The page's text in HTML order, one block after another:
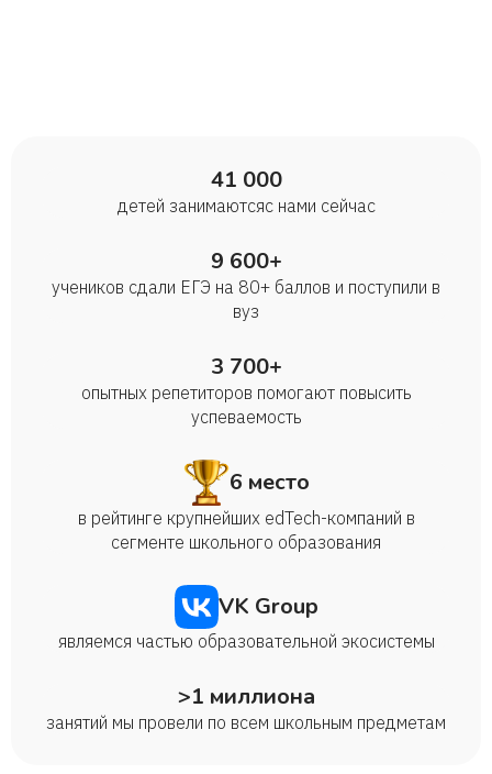
41 000
детей занимаются с нами сейчас
9 600+
учеников сдали ЕГЭ на 80+ баллов и поступили в
вуз
3 700+
опытных репетиторов помогают повысить
успеваемость
6 место
в рейтинге крупнейших edTech-компаний в
сегменте школьного образования
VK Group
являемся частью образовательной экосистемы
>1 миллиона
занятий мы провели по всем школьным предметам